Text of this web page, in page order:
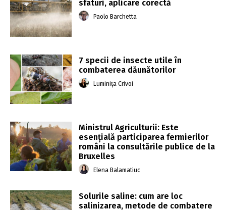
sfaturi, aplicare corectă
Paolo Barchetta
7 specii de insecte utile în
combaterea dăunătorilor
Luminița Crivoi
Ministrul Agriculturii: Este
esenţială participarea fermierilor
români la consultările publice de la
Bruxelles
Elena Balamatiuc
Solurile saline: cum are loc
salinizarea, metode de combatere